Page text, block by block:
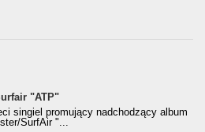
VIDEO
"ATP"
singiel promujący nadchodzący album
SurfAir "...